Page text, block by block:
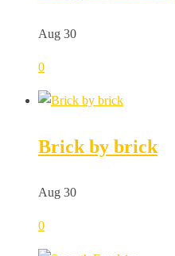
Aug 30
0
Brick by brick
Aug 30
0